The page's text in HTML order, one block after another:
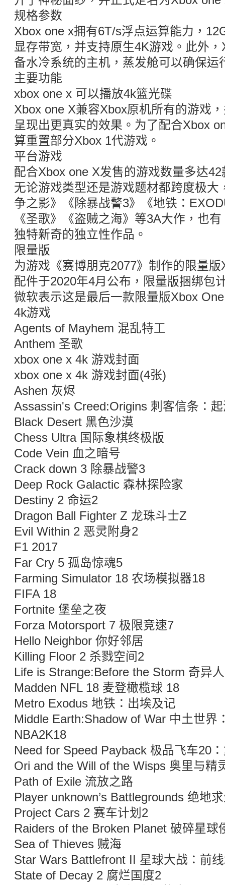
规格参数
Xbox one x拥有6T/s浮点运算能力，
显存带宽，并支持原生4K游戏。此外
备水冷系统的主机，蒸发舱可以确保运
主要功能
xbox one x 可以播放4k篮光碟
Xbox one X兼容Xbox原机所有的游戏
呈现出更真实的效果。为了配合Xbox
算重置部分Xbox 1代游戏。
平台游戏
配合Xbox one X发售的游戏数量多达
无论游戏类型还是游戏题材都跨度极大
争之影》《除暴战警3》《地铁：
《圣歌》《盗贼之海》等3A大作，也
独特新奇的独立性作品。
限量版
为游戏《赛博朋克2077》制作的限量
配件于2020年4月公布，限量版捆绑包
微软表示这是最后一款限量版Xbox
4k游戏
Agents of Mayhem 混乱特工
Anthem 圣歌
xbox one x 4k 游戏封面
xbox one x 4k 游戏封面(4张)
Ashen 灰烬
Assassin's Creed:Origins 刺客信条：
Black Desert 黑色沙漠
Chess Ultra 国际象棋终极版
Code Vein 血之暗号
Crack down 3 除暴战警3
Deep Rock Galactic 森林探险家
Destiny 2 命运2
Dragon Ball Fighter Z 龙珠斗士Z
Evil Within 2 恶灵附身2
F1 2017
Far Cry 5 孤岛惊魂5
Farming Simulator 18 农场模拟器18
FIFA 18
Fortnite 堡垒之夜
Forza Motorsport 7 极限竞速7
Hello Neighbor 你好邻居
Killing Floor 2 杀戮空间2
Life is Strange:Before the Storm 奇异
Madden NFL 18 麦登橄榄球 18
Metro Exodus 地铁：出埃及记
Middle Earth:Shadow of War 中土世界
NBA2K18
Need for Speed Payback 极品飞车20
Ori and the Will of the Wisps 奥里与精
Path of Exile 流放之路
Player unknown’s Battlegrounds 绝地
Project Cars 2 赛车计划2
Raiders of the Broken Planet 破碎星球
Sea of Thieves 贼海
Star Wars Battlefront II 星球大战：前
State of Decay 2 腐烂国度2